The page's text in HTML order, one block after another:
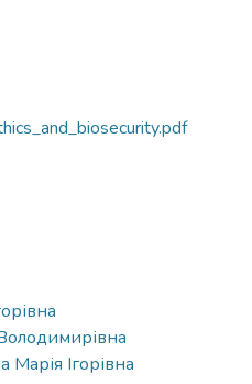
Ігорівна